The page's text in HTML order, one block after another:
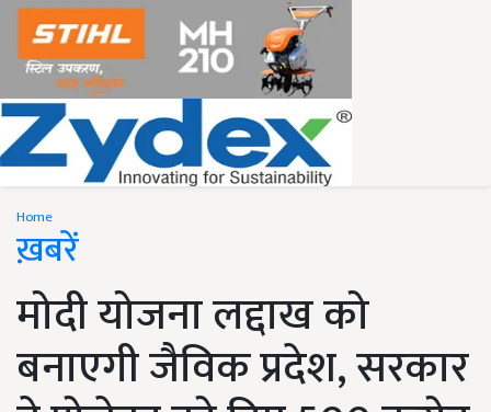
Home
ख़बरें
मोदी योजना लद्दाख को
बनाएगी जैविक प्रदेश, सरकार